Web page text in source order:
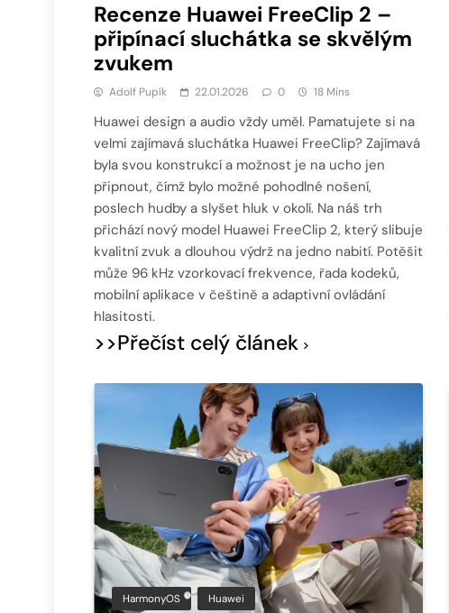
Recenze Huawei FreeClip 2 –
připínací sluchátka se skvělým
zvukem
Adolf Pupík 22.01.2026 0 18 Mins
Huawei design a audio vždy uměl. Pamatujete si na
velmi zajímavá sluchátka Huawei FreeClip? Zajímavá
byla svou konstrukcí a možnost je na ucho jen
připnout, čímž bylo možné pohodlné nošení,
poslech hudby a slyšet hluk v okolí. Na náš trh
přichází nový model Huawei FreeClip 2, který slibuje
kvalitní zvuk a dlouhou výdrž na jedno nabití. Potěšit
může 96 kHz vzorkovací frekvence, řada kodeků,
mobilní aplikace v češtině a adaptivní ovládání
hlasitosti.
>>Přečíst celý článek
HarmonyOS Huawei